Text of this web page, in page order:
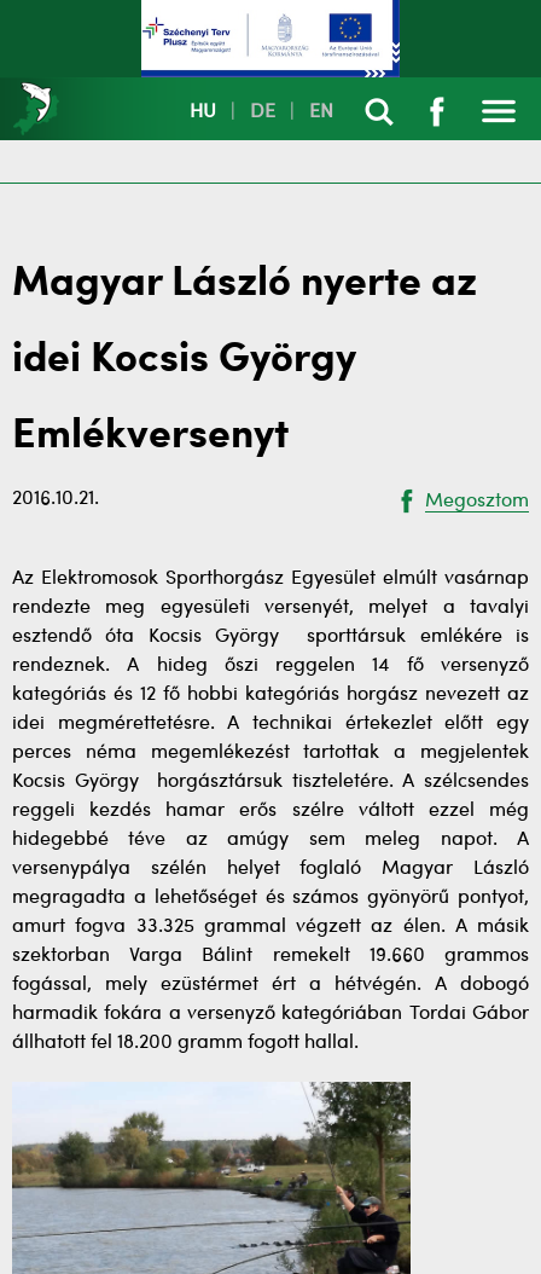
HU DE EN
Magyar László nyerte az
idei Kocsis György
Emlékversenyt
2016.10.21. Megosztom
Az Elektromosok Sporthorgász Egyesület elmúlt vasárnap
rendezte meg egyesületi versenyét, melyet a tavalyi
esztendő óta Kocsis György sporttársuk emlékére is
rendeznek. A hideg őszi reggelen 14 fő versenyző
kategóriás és 12 fő hobbi kategóriás horgász nevezett az
idei megmérettetésre. A technikai értekezlet előtt egy
perces néma megemlékezést tartottak a megjelentek
Kocsis György horgásztársuk tiszteletére. A szélcsendes
reggeli kezdés hamar erős szélre váltott ezzel még
hidegebbé téve az amúgy sem meleg napot. A
versenypálya szélén helyet foglaló Magyar László
megragadta a lehetőséget és számos gyönyörű pontyot,
amurt fogva 33.325 grammal végzett az élen. A másik
szektorban Varga Bálint remekelt 19.660 grammos
fogással, mely ezüstérmet ért a hétvégén. A dobogó
harmadik fokára a versenyző kategóriában Tordai Gábor
állhatott fel 18.200 gramm fogott hallal.